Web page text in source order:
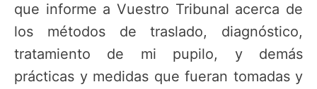
que informe a Vuestro Tribunal acerca de
los métodos de traslado, diagnóstico,
tratamiento de mi pupilo, y demás
prácticas y medidas que fueran tomadas y